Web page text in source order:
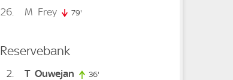
26
M Frey 79'
Reservebank
2 T Ouwejan 36'